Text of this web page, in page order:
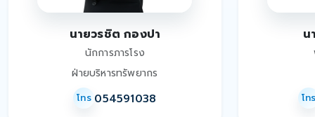
นายวรชิต กองปา
นักการภารโรง
ฝ่ายบริหารทรัพยากร
โทร 054591038
น
โท